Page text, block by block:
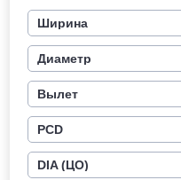
Ширина
Диаметр
Вылет
PCD
DIA (ЦО)